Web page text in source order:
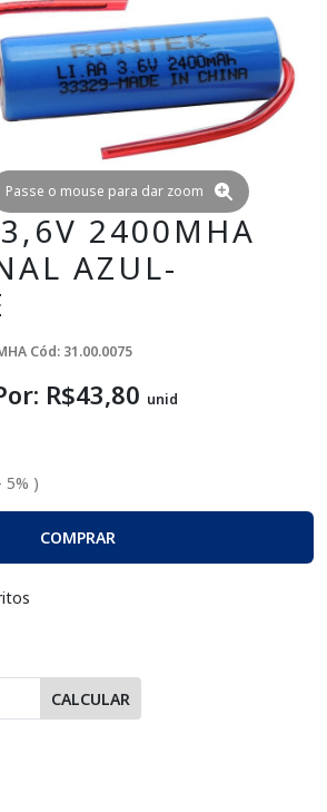
Passe o mouse para dar zoom
2400MHA
AZUL-
Cód: 31.00.0075
R$43,80 unid
5% )
COMPRAR
CALCULAR